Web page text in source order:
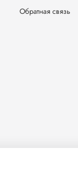
Обратная связь